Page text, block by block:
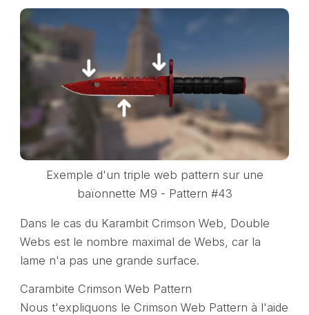
Exemple d'un triple web pattern sur une
baïonnette M9 - Pattern #43
Dans le cas du Karambit Crimson Web, Double
Webs est le nombre maximal de Webs, car la
lame n'a pas une grande surface.
Carambite Crimson Web Pattern
Nous t'expliquons le Crimson Web Pattern à l'aide